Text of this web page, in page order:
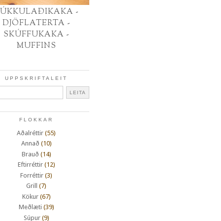
-
DJÖFLATERTA -
SKÚFFUKAKA -
MUFFINS
UPPSKRIFTALEIT
FLOKKAR
Aðalréttir (55)
Annað (10)
Brauð (14)
Eftirréttir (12)
Forréttir (3)
Grill
(7)
Kökur (67)
Meðlæti (39)
Súpur (9)